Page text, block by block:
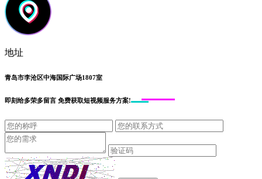
地址
青岛市李沧区中海国际广场1807室
即刻给多荣多留言 免费获取短视频服务方案!